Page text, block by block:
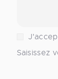
Saisissez